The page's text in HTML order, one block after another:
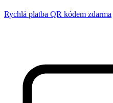
Rychlá platba QR kódem zdarma